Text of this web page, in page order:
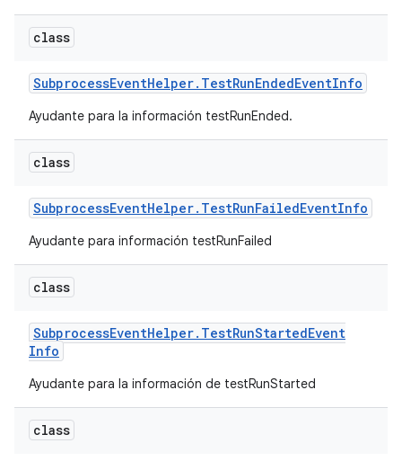
class
SubprocessEventHelper. TestRunEndedEventInfo
Ayudante para la información testRunEnded.
class
SubprocessEventHelper. TestRunFailedEventInfo
Ayudante para información testRunFailed
class
SubprocessEventHelper. TestRunStartedEvent
Info
Ayudante para la información de testRunStarted
class